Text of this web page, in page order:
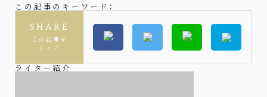
この記事のキーワード：
SHARE
この記事を
シェア
ライター紹介